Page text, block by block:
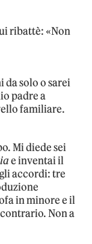
ribattè: «Non
da solo o sarei
padre a
familiare.
Mi diede sei
e inventai il
accordi: tre
in minore e il
Non a